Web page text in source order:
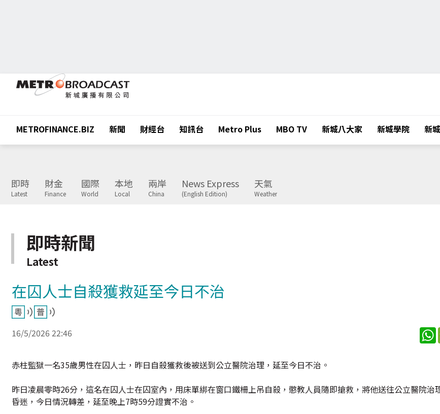
METROFINANCE.BIZ 新聞 財經台 知訊台 Metro Plus MBO TV 新城八大家 新城學院 新
即時
Latest
財金
Finance
國際
World
本地
Local
兩岸
China
News Express
(English Edition)
天氣
Weather
即時新聞
Latest
在囚人士自殺獲救延至今日不治
16/5/2026 22:46
赤柱監獄一名35歲男性在囚人士，昨日自殺獲救後被送到公立醫院治理，延至今日不治。
昨日凌晨零時26分，這名在囚人士在囚室內，用床單綁在窗口鐵柵上吊自殺，懲教人員隨即搶救，將他送往公立醫院治
昏迷，今日情況轉差，延至晚上7時59分證實不治。